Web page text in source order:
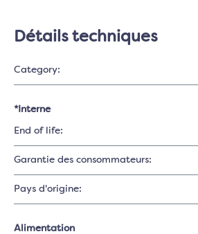
Détails techniques
Category:
*Interne
End of life:
Garantie des consommateurs:
Pays d'origine:
Alimentation